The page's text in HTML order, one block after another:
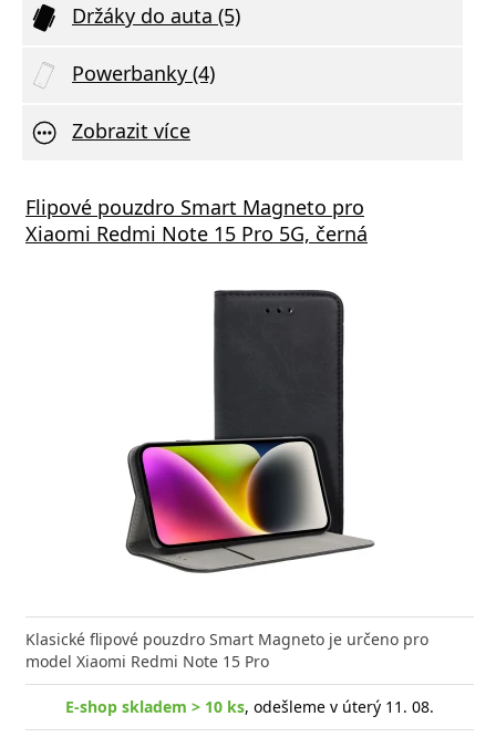
Držáky do auta (5)
Powerbanky (4)
Zobrazit více
Flipové pouzdro Smart Magneto pro
Xiaomi Redmi Note 15 Pro 5G, černá
Klasické flipové pouzdro Smart Magneto je určeno pro
model Xiaomi Redmi Note 15 Pro
E-shop skladem > 10 ks, odešleme v úterý 11. 08.